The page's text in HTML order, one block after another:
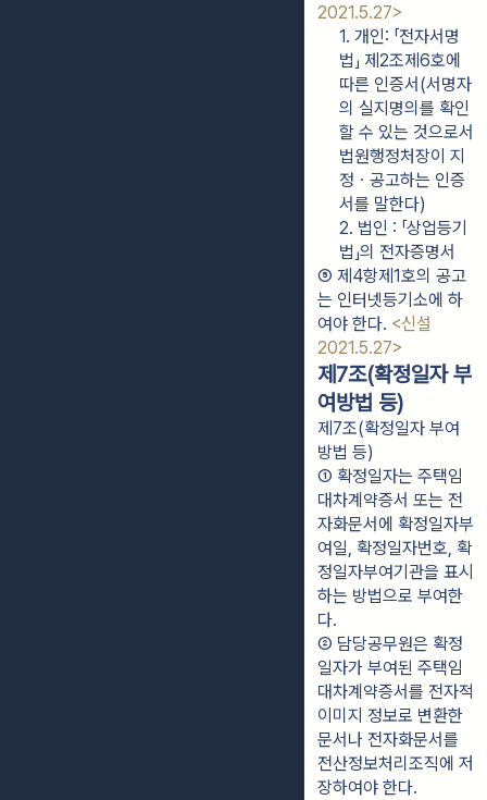
2021.5.27>
1. 개인: 「전자서명
법」 제2조제6호에
따른 인증서(서명자
의 실지명의를 확인
할 수 있는 것으로서
법원행정처장이 지
정ㆍ공고하는 인증
서를 말한다)
2. 법인 : 「상업등기
법」의 전자증명서
⑤ 제4항제1호의 공고
는 인터넷등기소에 하
여야 한다. <신설
2021.5.27>
제7조(확정일자 부
여방법 등)
제7조(확정일자 부여
방법 등)
① 확정일자는 주택임
대차계약증서 또는 전
자화문서에 확정일자부
여일, 확정일자번호, 확
정일자부여기관을 표시
하는 방법으로 부여한
다.
② 담당공무원은 확정
일자가 부여된 주택임
대차계약증서를 전자적
이미지 정보로 변환한
문서나 전자화문서를
전산정보처리조직에 저
장하여야 한다.